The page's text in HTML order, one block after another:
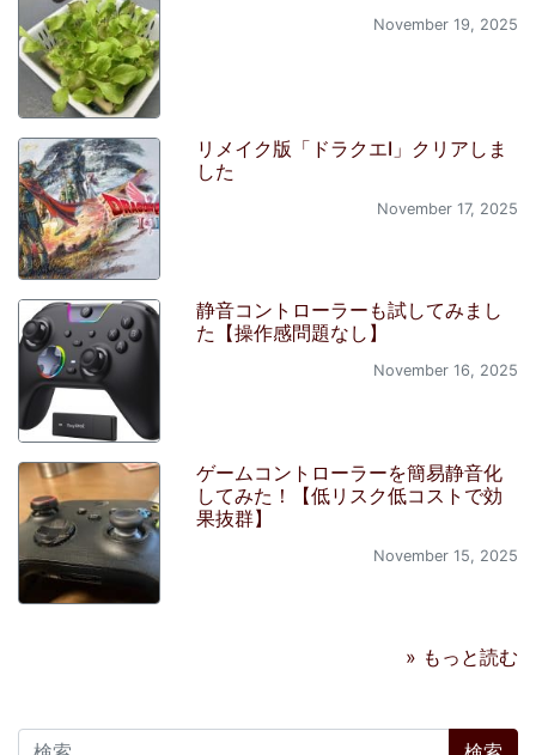
November 19, 2025
リメイク版「ドラクエI」クリアしま
した
November 17, 2025
静音コントローラーも試してみまし
た【操作感問題なし】
November 16, 2025
ゲームコントローラーを簡易静音化
してみた！【低リスク低コストで効
果抜群】
November 15, 2025
» もっと読む
検索: